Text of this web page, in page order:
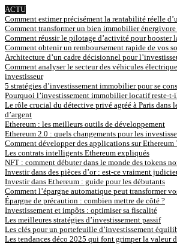
ACTU
Comment estimer précisément la rentabilité réelle
Comment transformer un bien immobilier énergivore
Comment réussir le pilotage d’activité pour booster
Comment obtenir un remboursement rapide de vos
Architecture d’un cadre décisionnel pour
Comment analyser le secteur des véhicules
investisseur
5 stratégies d’investissement immobilier pour se
Pourquoi l’investissement immobilier locatif reste-t-
Le rôle crucial du détective privé agréé à Paris dans
d’argent
Ethereum : les meilleurs outils de développement
Ethereum 2.0 : quels changements pour les
Comment développer des applications sur Ethereum
Les contrats intelligents Ethereum expliqués
NFT : comment débuter dans le monde des tokens
Investir dans des pièces d’or : est-ce vraiment
Investir dans Ethereum : guide pour les débutants
Comment l’épargne automatique peut transformer
Épargne de précaution : combien mettre de côté ?
Investissement et impôts : optimiser sa fiscalité
Les meilleures stratégies d’investissement passif
Les clés pour un portefeuille d’investissement
Les tendances déco 2025 qui font grimper la valeur